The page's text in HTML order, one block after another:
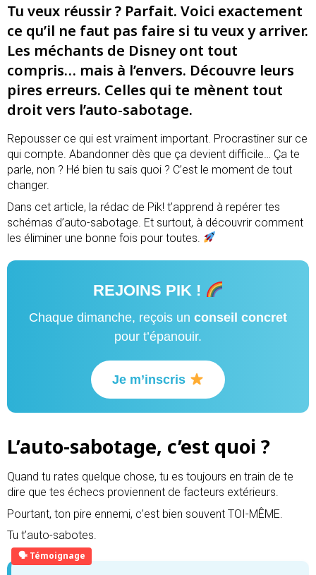
Tu veux réussir ? Parfait. Voici exactement
ce qu’il ne faut pas faire si tu veux y arriver.
Les méchants de Disney ont tout
compris… mais à l’envers. Découvre leurs
pires erreurs. Celles qui te mènent tout
droit vers l’auto-sabotage.
Repousser ce qui est vraiment important. Procrastiner sur ce
qui compte. Abandonner dès que ça devient difficile… Ça te
parle, non ? Hé bien tu sais quoi ? C’est le moment de tout
changer.
Dans cet article, la rédac de Pik! t’apprend à repérer tes
schémas d’auto-sabotage. Et surtout, à découvrir comment
les éliminer une bonne fois pour toutes.
REJOINS PIK !
Chaque dimanche, reçois un conseil concret
pour t’épanouir.
Je m’inscris
L’auto-sabotage, c’est quoi ?
Quand tu rates quelque chose, tu es toujours en train de te
dire que tes échecs proviennent de facteurs extérieurs.
Pourtant, ton pire ennemi, c’est bien souvent TOI-MÊME.
Tu t’auto-sabotes.